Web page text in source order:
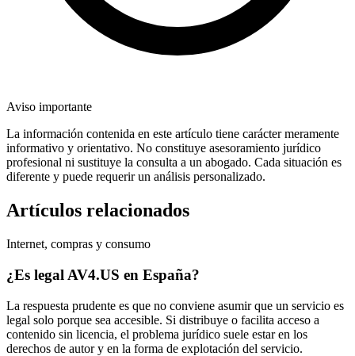
Aviso importante
La información contenida en este artículo tiene carácter meramente
informativo y orientativo. No constituye asesoramiento jurídico
profesional ni sustituye la consulta a un abogado. Cada situación es
diferente y puede requerir un análisis personalizado.
Artículos relacionados
Internet, compras y consumo
¿Es legal AV4.US en España?
La respuesta prudente es que no conviene asumir que un servicio es
legal solo porque sea accesible. Si distribuye o facilita acceso a
contenido sin licencia, el problema jurídico suele estar en los
derechos de autor y en la forma de explotación del servicio.